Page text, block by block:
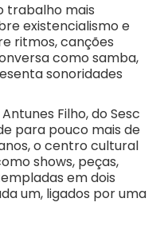
trabalho mais
existencialismo e
ritmos, canções
como samba,
sonoridades
Filho, do Sesc
para pouco mais de
o centro cultural
shows, peças,
em dois
um, ligados por uma